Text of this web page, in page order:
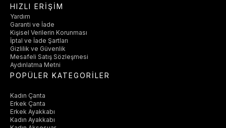
HIZLI ERİŞİM
Yardım
Garanti ve İade
Kişisel Verilerin Korunması
İptal ve İade Şartları
Gizlilik ve Güvenlik
Mesafeli Satış Sözleşmesi
Aydınlatma Metni
POPÜLER KATEGORİLER
Kadın Çanta
Erkek Çanta
Erkek Ayakkabı
Kadın Ayakkabı